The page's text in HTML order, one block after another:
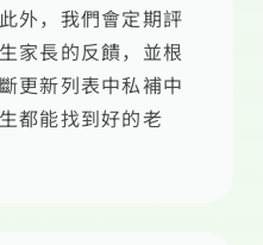
外，我們會定期評
家長的反饋，並根
更新列表中私補中
都能找到好的老